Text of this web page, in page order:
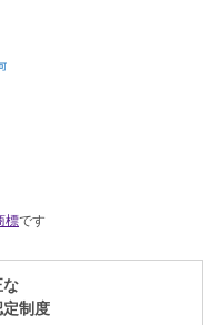
標です
な
制度